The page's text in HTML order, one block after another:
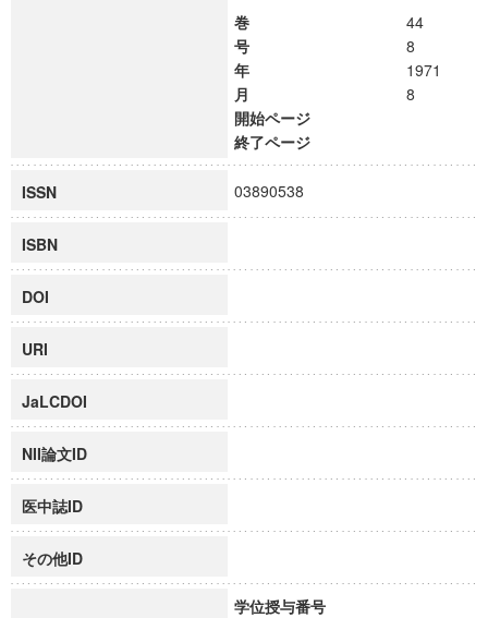
巻
44
号
8
年
1971
月
8
開始ページ
終了ページ
ISSN 03890538
ISBN
DOI
URI
JaLCDOI
NII論文ID
医中誌ID
その他ID
学位授与番号